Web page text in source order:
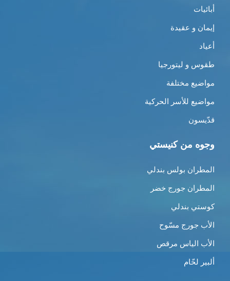
أبائيات
إيمان و عقيدة
أعياد
طقوس و ليتورجيا
مواضيع مختلفة
مواضيع للأسر الحركية
قدّيسون
وجوه من كنيستي
المطران بولس بندلي
المطران جورج خضر
كوستي بندلي
الأب جورج مسّوح
الأب الياس مرقص
ألبير لحّام